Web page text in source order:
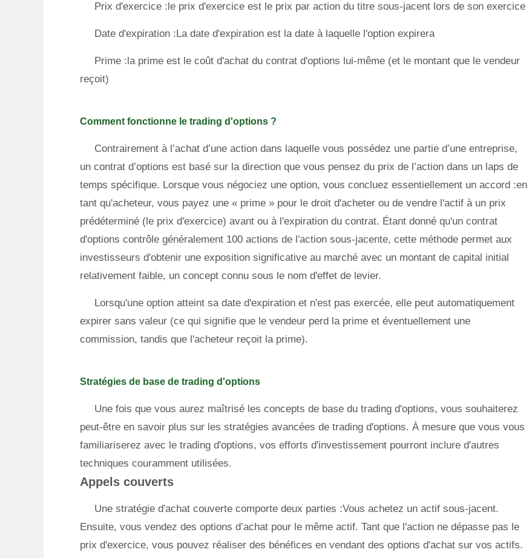
Prix d'exercice :le prix d'exercice est le prix par action du titre sous-jacent lors de son exercice
Date d'expiration :La date d'expiration est la date à laquelle l'option expirera
Prime :la prime est le coût d'achat du contrat d'options lui-même (et le montant que le vendeur
reçoit)
Comment fonctionne le trading d'options ?
Contrairement à l’achat d’une action dans laquelle vous possédez une partie d’une entreprise,
un contrat d’options est basé sur la direction que vous pensez du prix de l’action dans un laps de
temps spécifique. Lorsque vous négociez une option, vous concluez essentiellement un accord :en
tant qu'acheteur, vous payez une « prime » pour le droit d'acheter ou de vendre l'actif à un prix
prédéterminé (le prix d'exercice) avant ou à l'expiration du contrat. Étant donné qu'un contrat
d'options contrôle généralement 100 actions de l'action sous-jacente, cette méthode permet aux
investisseurs d'obtenir une exposition significative au marché avec un montant de capital initial
relativement faible, un concept connu sous le nom d'effet de levier.
Lorsqu'une option atteint sa date d'expiration et n'est pas exercée, elle peut automatiquement
expirer sans valeur (ce qui signifie que le vendeur perd la prime et éventuellement une
commission, tandis que l'acheteur reçoit la prime).
Stratégies de base de trading d'options
Une fois que vous aurez maîtrisé les concepts de base du trading d'options, vous souhaiterez
peut-être en savoir plus sur les stratégies avancées de trading d'options. À mesure que vous vous
familiariserez avec le trading d'options, vos efforts d'investissement pourront inclure d'autres
techniques couramment utilisées.
Appels couverts
Une stratégie d'achat couverte comporte deux parties :Vous achetez un actif sous-jacent.
Ensuite, vous vendez des options d’achat pour le même actif. Tant que l'action ne dépasse pas le
prix d'exercice, vous pouvez réaliser des bénéfices en vendant des options d'achat sur vos actifs.